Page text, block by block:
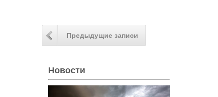
Предыдущие записи
Новости